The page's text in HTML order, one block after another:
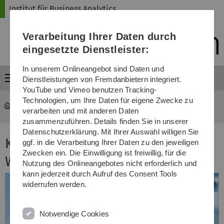
Direkt
Direkt
Direkt
(Sprache,
Drucken,
Media)
Direkt
Direkt
Institut für Business Analytics
Menü
Kernvorlesung Wirtschaftsinformatik
Kernvorlesung
Wirtschaftsinformatik
Verarbeitung Ihrer Daten durch
eingesetzte Dienstleister:
In unserem Onlineangebot sind Daten und
Dienstleistungen von Fremdanbietern integriert.
YouTube und Vimeo benutzen Tracking-
Technologien, um Ihre Daten für eigene Zwecke zu
verarbeiten und mit anderen Daten
zusammenzuführen. Details finden Sie in unserer
Datenschutzerklärung. Mit Ihrer Auswahl willigen Sie
ggf. in die Verarbeitung Ihrer Daten zu den jeweiligen
Zwecken ein. Die Einwilligung ist freiwillig, für die
Nutzung des Onlineangebotes nicht erforderlich und
kann jederzeit durch Aufruf des Consent Tools
widerrufen werden.
Notwendige Cookies